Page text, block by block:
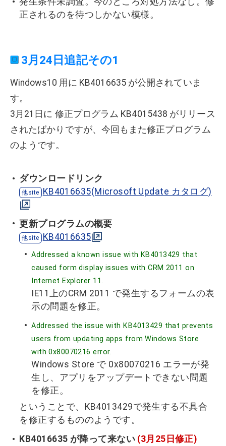
正されるのを待つしかない模様。
3月24日追記その1
Windows10 用に KB4016635 が公開されていま
す。
3月21日に 修正プログラム KB4015438 がリリース
されたばかりですが、今回もまた修正プログラム
のようです。
ダウンロードリンク
KB4016635(Microsoft Update カタログ)
更新プログラムの概要
KB4016635
Addressed a known issue with KB4013429 that
caused form display issues with CRM 2011 on
Internet Explorer 11.
IE11上のCRM 2011 で発生するフォームの表
示の問題を修正。
Addressed the issue with KB4013429 that prevents
users from updating apps from Windows Store
with 0x80070216 error.
Windows Store で 0x80070216 エラーが発
生し、アプリをアップデートできない問題
を修正。
ということで、KB4013429で発生する不具合
を修正するもののようです。
KB4016635 が降って来ない(3月25日修正)